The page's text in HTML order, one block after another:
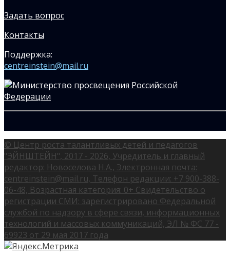
Задать вопрос
Контакты
Поддержка:
centreinstein@mail.ru
© Центр роста талантливых детей и педагогов
"ЭЙНШТЕЙН", 2017 - 2026, Учредитель и главный
редактор: Новоселова Н.А., Электронная почта:
centreinstein@mail.ru, Телефон редакции: +7 900-388-
06-48, Возрастная категория: 0+ Свидетельство о
регистрации СМИ: зарегистрировано Федеральной
службой по надзору в сфере связи, информационных
технологий и массовых коммуникаций, ЭЛ № ФС 77 -
69923 от 29 мая 2017 года